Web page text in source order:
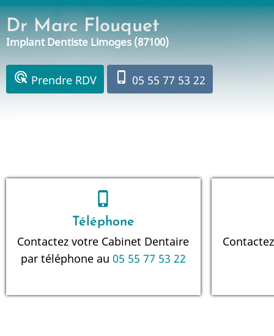
Aller
au
contenu
Dr Marc Flouquet
Implant Dentiste Limoges (87100)
ads_click Prendre RDV phone_iphone 05 55 77 53 22
phone_iphone
Téléphone
Contactez votre Cabinet Dentaire
par téléphone au 05 55 77 53 22